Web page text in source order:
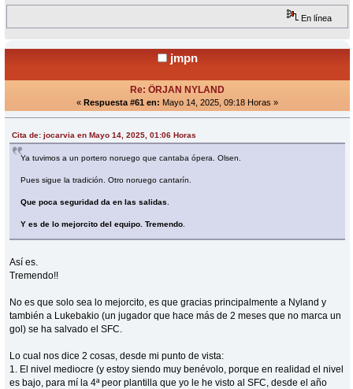
En línea
jmpn
Re: ÖRJAN NYLAND
« Respuesta #61 en: Mayo 14, 2025, 09:18 Horas »
Cita de: jocarvia en Mayo 14, 2025, 01:06 Horas
Ya tuvimos a un portero noruego que cantaba ópera. Olsen.
Pues sigue la tradición. Otro noruego cantarín.
Que poca seguridad da en las salidas
Y es de lo mejorcito del equipo. Tremendo
Así es.
Tremendo!!
No es que solo sea lo mejorcito, es que gracias principalmente a Nyland y
también a Lukebakio (un jugador que hace más de 2 meses que no marca un
gol) se ha salvado el SFC.
Lo cual nos dice 2 cosas, desde mi punto de vista:
1. El nivel mediocre (y estoy siendo muy benévolo, porque en realidad el nivel
es bajo, para mí la 4ª peor plantilla que yo le he visto al SFC, desde el año